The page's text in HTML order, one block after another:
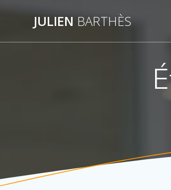
JULIEN BARTHÈS